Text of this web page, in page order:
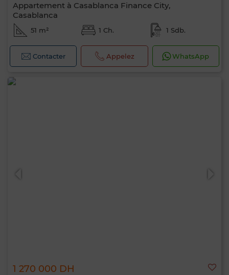
Appartement à Casablanca Finance City,
Casablanca
51 m² 1 Ch. 1 Sdb.
Contacter Appelez WhatsApp
1 270 000 DH